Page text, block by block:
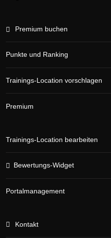
Premium buchen
Punkte und Ranking
Trainings-Location vorschlagen
Premium
Trainings-Location bearbeiten
Bewertungs-Widget
Portalmanagement
Kontakt